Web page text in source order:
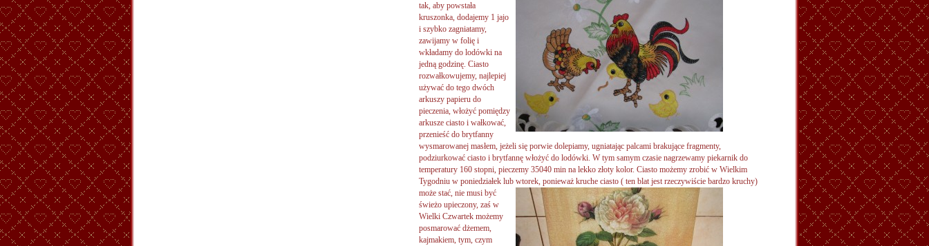
tak, aby powstała
kruszonka, dodajemy 1 jajo
i szybko zagniatamy,
zawijamy w folię i
wkładamy do lodówki na
jedną godzinę. Ciasto
rozwałkowujemy, najlepiej
używać do tego dwóch
arkuszy papieru do
pieczenia, włożyć pomiędzy
arkusze ciasto i wałkować,
przenieść do brytfanny
wysmarowanej masłem, jeżeli się porwie dolepiamy, ugniatając palcami brakujące fragmenty,
podziurkować ciasto i brytfannę włożyć do lodówki. W tym samym czasie nagrzewamy piekarnik do
temperatury 160 stopni, pieczemy 35040 min na lekko złoty kolor. Ciasto możemy zrobić w Wielkim
Tygodniu w poniedziałek lub wtorek, ponieważ kruche ciasto ( ten blat jest rzeczywiście bardzo kruchy)
może stać, nie musi być
świeżo upieczony, zaś w
Wielki Czwartek możemy
posmarować dżemem,
kajmakiem, tym, czym